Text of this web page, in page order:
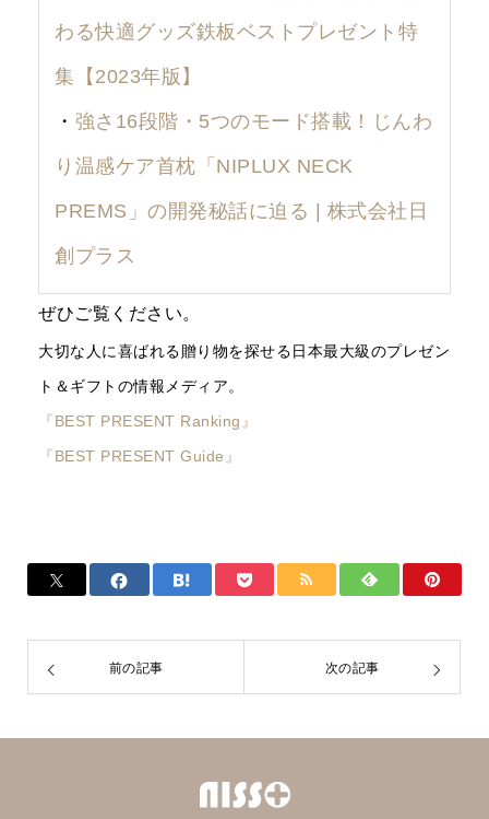
わる快適グッズ鉄板ベストプレゼント特
集【2023年版】
・ 強さ16段階・5つのモード搭載！じんわ
り温感ケア首枕「NIPLUX NECK
PREMS」の開発秘話に迫る | 株式会社日
創プラス
ぜひご覧ください。
大切な人に喜ばれる贈り物を探せる日本最大級のプレゼン
ト＆ギフトの情報メディア。
『BEST PRESENT Ranking』
『BEST PRESENT Guide』
前の記事 次の記事